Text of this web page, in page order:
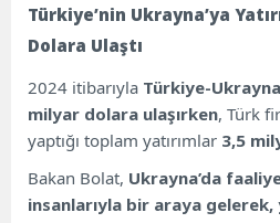
Türkiye’nin Ukrayna’ya
Dolara Ulaştı
2024 itibarıyla Türkiye-
milyar dolara ulaşırken, Türk
yaptığı toplam yatırımlar 3,5
Bakan Bolat, Ukrayna’da
insanlarıyla bir araya gelerek,